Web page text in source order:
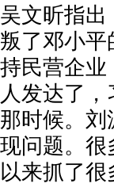
吴文昕指
叛了邓小平
持民营企业
人发达了
那时候。
现问题。很
以来抓了很